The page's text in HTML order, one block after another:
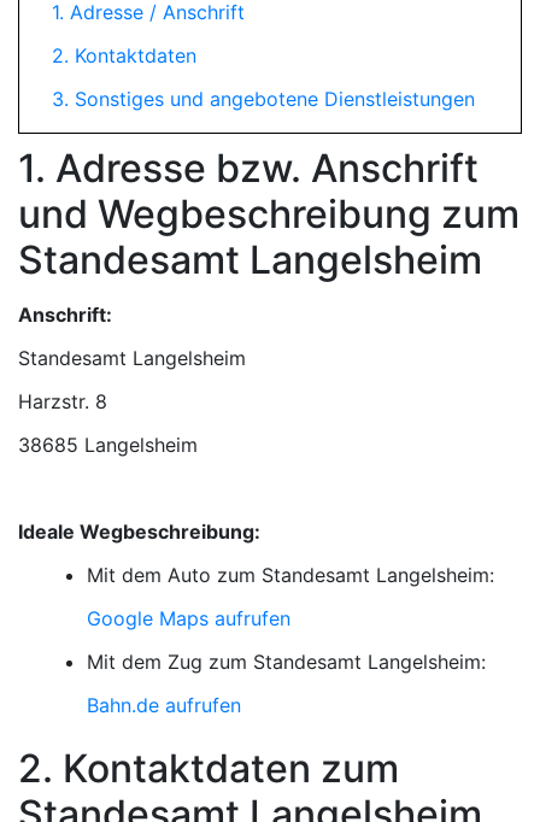
1. Adresse / Anschrift
2. Kontaktdaten
3. Sonstiges und angebotene Dienstleistungen
1. Adresse bzw. Anschrift
und Wegbeschreibung zum
Standesamt Langelsheim
Anschrift:
Standesamt Langelsheim
38685 Langelsheim
Ideale Wegbeschreibung:
Mit dem Auto zum Standesamt Langelsheim:
Google Maps aufrufen
Mit dem Zug zum Standesamt Langelsheim:
Bahn.de aufrufen
2. Kontaktdaten zum